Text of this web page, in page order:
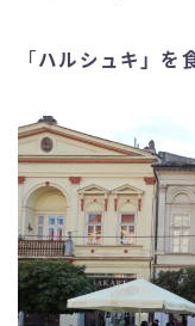
「 ハルシュキ」を